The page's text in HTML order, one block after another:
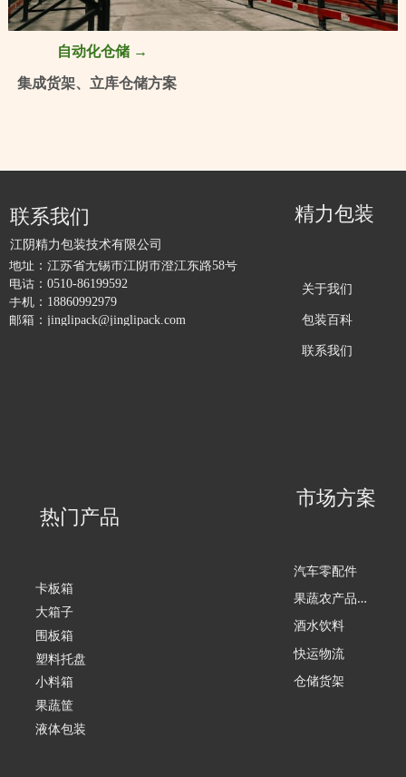
集成货架、立库仓储方案
自动化仓储 →
地址： 江苏省无锡市江阴市澄江东路58号
电话： 0510-86199592
手机： 18860992979
邮箱： jinglipack@jinglipack.com
联系我们
江阴精力包装技术有限公司
精力包装
关于我们
包装百科
联系我们
热门产品
卡板箱
大箱子
围板箱
塑料托盘
小料箱
果蔬筐
液体包装
市场方案
汽车零配件
果
蔬农产品加工
酒水饮料
快运物流
仓储货架